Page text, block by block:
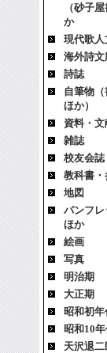
（砂子
か
現代歌
海外詩
詩誌
自筆物
ほか）
資料・文
雑誌
校友会誌
教科書・
地図
パンフ
ほか
絵画
写真
明治期
大正期
昭和初年
昭和10
天沢退二